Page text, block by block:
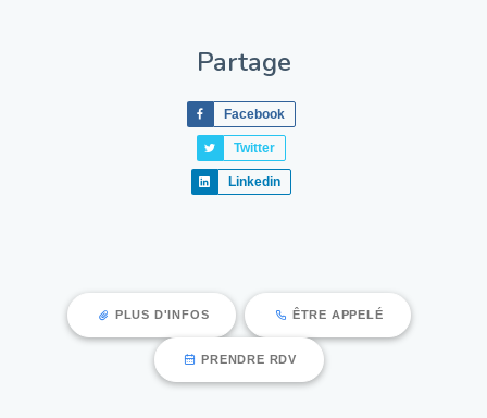
Partage
Facebook
Twitter
Linkedin
PLUS D'INFOS ÊTRE APPELÉ
PRENDRE RDV